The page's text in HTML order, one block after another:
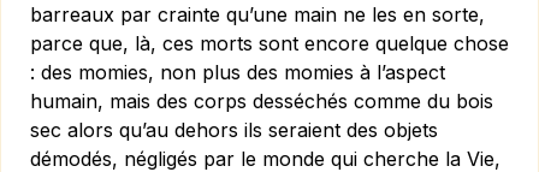
barreaux par crainte qu’une main ne les en sorte,
parce que, là, ces morts sont encore quelque chose
: des momies, non plus des momies à l’aspect
humain, mais des corps desséchés comme du bois
sec alors qu’au dehors ils seraient des objets
démodés, négligés par le monde qui cherche la Vie,